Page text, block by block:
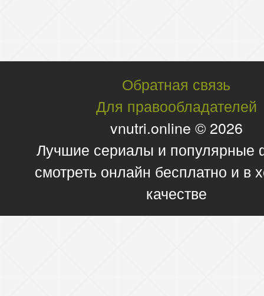
Обратная связь
Для правообладателей
vnutri.online © 2026
Лучшие сериалы и
смотреть онлайн бесплатно и в
качестве